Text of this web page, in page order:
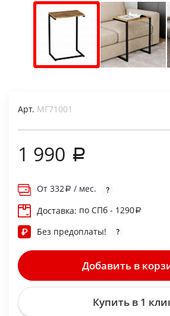
Арт. МГ71001
1 990
От 332
/ мес.
Доставка: по СПб - 1290
Без предоплаты!
Добавить в
Купить в 1